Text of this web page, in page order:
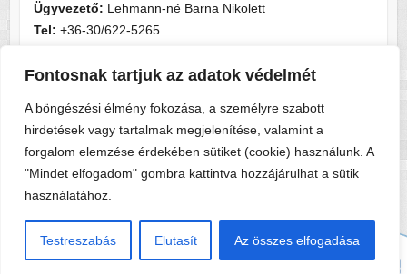
Fontosnak tartjuk az adatok védelmét
A böngészési élmény fokozása, a személyre szabott
hirdetések vagy tartalmak megjelenítése, valamint a
forgalom elemzése érdekében sütiket (cookie) használunk. A
"Mindet elfogadom" gombra kattintva hozzájárulhat a sütik
használatához.
Testreszabás Elutasít Az összes elfogadása
Ügyvezető: Lehmann-né Barna Nikolett
Tel: +36-30/622-5265
Cégjegyzékszám:cg05-06-015156
Copyright © 2026Tri-shop . A sablont készítette:ColorlibMűködteti:WordPress